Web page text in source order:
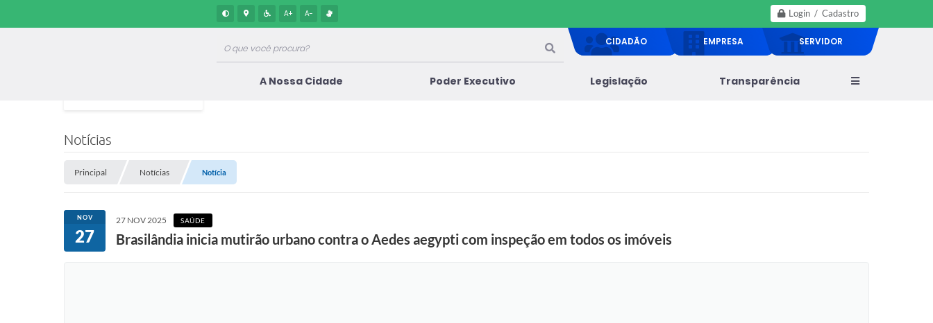
Login / Cadastro
A+ A-
CIDADÃO EMPRESA SERVIDOR
A Nossa Cidade Poder Executivo Legislação Transparência
Notícias
Principal Notícias Notícia
NOV
27
27 NOV 2025 SAÚDE
Brasilândia inicia mutirão urbano contra o Aedes aegypti com inspeção em todos os imóveis